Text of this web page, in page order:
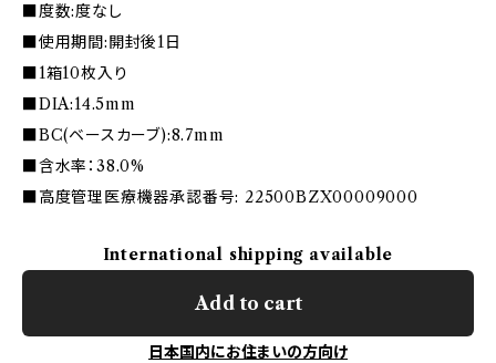
■度数:度なし
■使用期間:開封後1日
■1箱10枚入り
■DIA:14.5mm
■BC(ベースカーブ):8.7mm
■含水率：38.0%
■高度管理医療機器承認番号: 22500BZX00009000
International shipping available
Add to cart
日本国内にお住まいの方向け